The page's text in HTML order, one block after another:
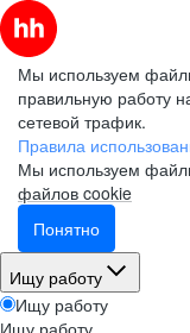
Мы используем
правильную работу
сетевой трафик.
Правила
Мы используем
файлов cookie
Понятно
Ищу работу
Ищу работу
Ищу работу